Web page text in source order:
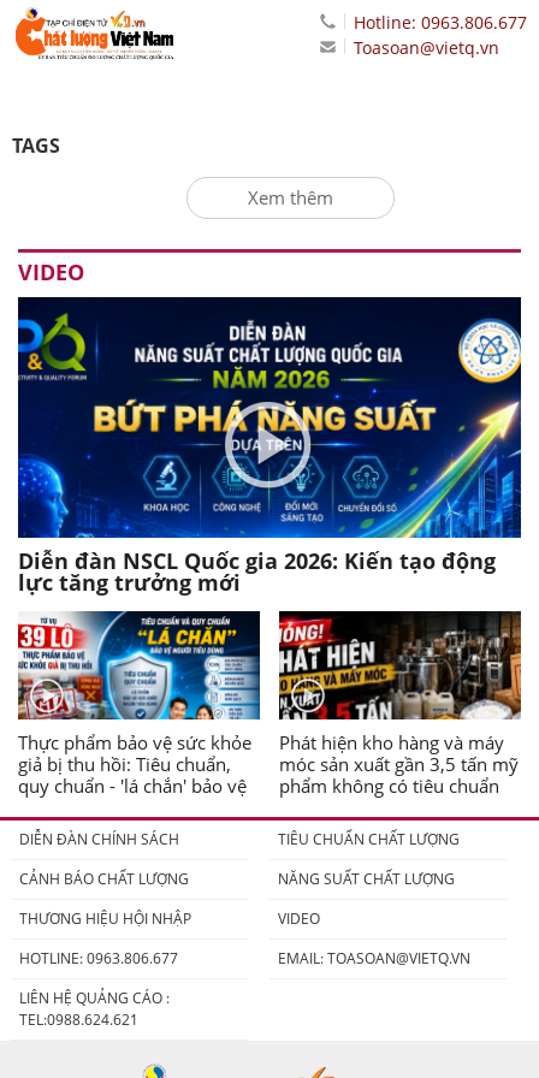
Hotline: 0963.806.677
Toasoan@vietq.vn
TAGS
Xem thêm
VIDEO
Diễn đàn NSCL Quốc gia 2026: Kiến tạo động
lực tăng trưởng mới
Thực phẩm bảo vệ sức khỏe
giả bị thu hồi: Tiêu chuẩn,
quy chuẩn - 'lá chắn' bảo vệ
Phát hiện kho hàng và máy
móc sản xuất gần 3,5 tấn mỹ
phẩm không có tiêu chuẩn
DIỄN ĐÀN CHÍNH SÁCH
TIÊU CHUẨN CHẤT LƯỢNG
CẢNH BÁO CHẤT LƯỢNG
NĂNG SUẤT CHẤT LƯỢNG
THƯƠNG HIỆU HỘI NHẬP
VIDEO
HOTLINE: 0963.806.677
EMAIL:TOASOAN@VIETQ.VN
LIÊN HỆ QUẢNG CÁO :
TEL:0988.624.621